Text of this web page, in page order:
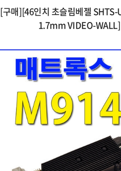
[구매][46인치 초슬림베젤 SHTS-
1.7mm VIDEO-WALL]